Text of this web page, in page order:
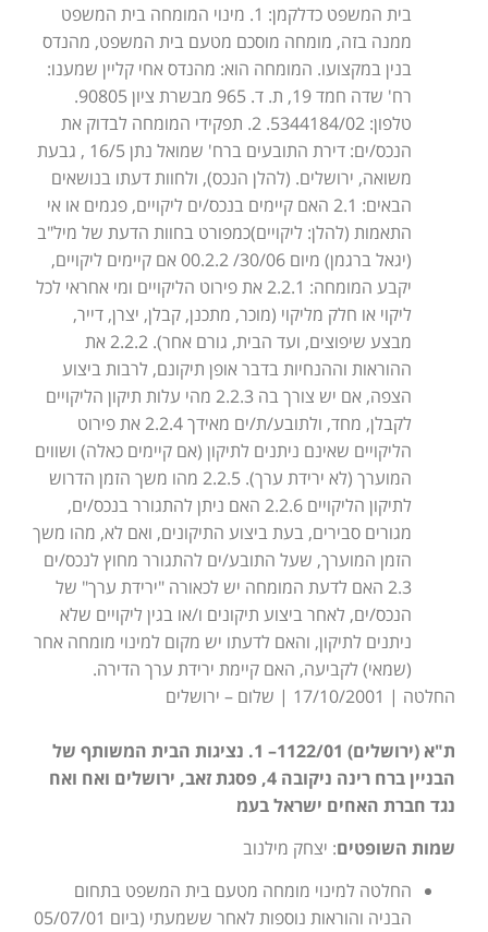
בית המשפט כדלקמן: 1. מינוי המומחה בית המשפט
ממנה בזה, מומחה מוסכם מטעם בית המשפט, מהנדס
בנין במקצועו. המומחה הוא: מהנדס אחי קליין שמענו:
רח' שדה חמד 19, ת. ד. 965 מבשרת ציון 90805.
טלפון: 5344184/02. 2. תפקידי המומחה לבדוק את
הנכס/ים: דירת התובעים ברח' שמואל נתן 16/5 , גבעת
משואה, ירושלים. (להלן הנכס), ולחוות דעתו בנושאים
הבאים: 2.1 האם קיימים בנכס/ים ליקויים, פגמים או אי
התאמות (להלן: ליקויים)כמפורט בחוות הדעת של מיל"ב
(יגאל ברגמן) מיום 30/06/ 00.2.2 אם קיימים ליקויים,
יקבע המומחה: 2.2.1 את פירוט הליקויים ומי אחראי לכל
ליקוי או חלק מליקוי (מוכר, מתכנן, קבלן, יצרן, דייר,
מבצע שיפוצים, ועד הבית, גורם אחר). 2.2.2 את
ההוראות וההנחיות בדבר אופן תיקונם, לרבות ביצוע
הצפה, אם יש צורך בה 2.2.3 מהי עלות תיקון הליקויים
לקבלן, מחד, ולתובע/ת/ים מאידך 2.2.4 את פירוט
הליקויים שאינם ניתנים לתיקון (אם קיימים כאלה) ושווים
המוערך (לא ירידת ערך). 2.2.5 מהו משך הזמן הדרוש
לתיקון הליקויים 2.2.6 האם ניתן להתגורר בנכס/ים,
מגורים סבירים, בעת ביצוע התיקונים, ואם לא, מהו משך
הזמן המוערך, שעל התובע/ים להתגורר מחוץ לנכס/ים
2.3 האם לדעת המומחה יש לכאורה "ירידת ערך" של
הנכס/ים, לאחר ביצוע תיקונים ו/או בגין ליקויים שלא
ניתנים לתיקון, והאם לדעתו יש מקום למינוי מומחה אחר
(שמאי) לקביעה, האם קיימת ירידת ערך הדירה.
החלטה | 17/10/2001 | שלום – ירושלים
ת"א (ירושלים) 1122/01– 1. נציגות הבית המשותף של
הבניין ברח רינה ניקובה 4, פסגת זאב, ירושלים ואח ואח
נגד חברת האחים ישראל בעמ
שמות השופטים: יצחק מילנוב
החלטה למינוי מומחה מטעם בית המשפט בתחום
הבניה והוראות נוספות לאחר ששמעתי (ביום 05/07/01